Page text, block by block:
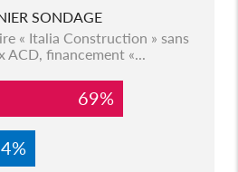
SONDAGE
« Italia Construction » sans
ACD, financement «...
69%